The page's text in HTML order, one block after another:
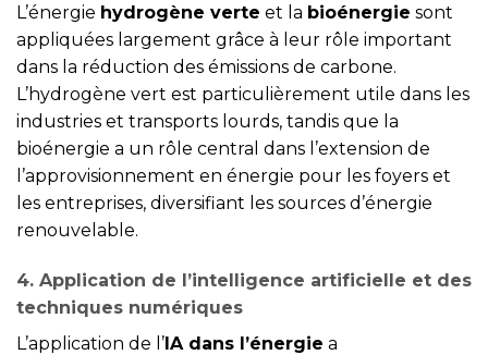
L’énergie hydrogène verte et la bioénergie sont
appliquées largement grâce à leur rôle important
dans la réduction des émissions de carbone.
L’hydrogène vert est particulièrement utile dans les
industries et transports lourds, tandis que la
bioénergie a un rôle central dans l’extension de
l’approvisionnement en énergie pour les foyers et
les entreprises, diversifiant les sources d’énergie
renouvelable.
4. Application de l’intelligence artificielle et des
techniques numériques
L’application de l’IA dans l’énergie a